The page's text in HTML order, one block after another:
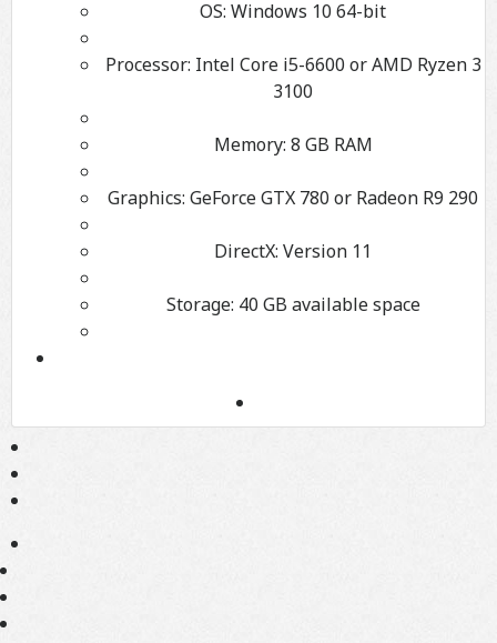
OS: Windows 10 64-bit
Processor: Intel Core i5-6600 or AMD Ryzen 3
3100
Memory: 8 GB RAM
Graphics: GeForce GTX 780 or Radeon R9 290
DirectX: Version 11
Storage: 40 GB available space